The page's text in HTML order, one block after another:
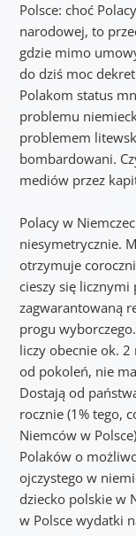
Polsce: choć
narodowej, to
gdzie mimo
do dziś moc
Polakom status
problemu
problemem
bombardowani.
mediów przez
Polacy w
niesymetrycznie.
otrzymuje
cieszy się
zagwarantowaną
progu
liczy obecnie ok.
od pokoleń, nie
Dostają od
rocznie (1% tego,
Niemców w
Polaków o
ojczystego w
dziecko polskie w
w Polsce wydatki